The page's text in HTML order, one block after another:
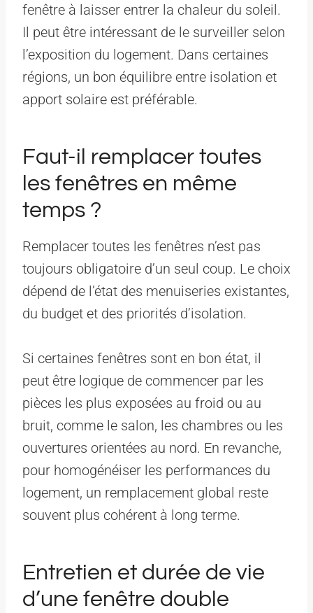
fenêtre à laisser entrer la chaleur du soleil.
Il peut être intéressant de le surveiller selon
l’exposition du logement. Dans certaines
régions, un bon équilibre entre isolation et
apport solaire est préférable.
Faut-il remplacer toutes
les fenêtres en même
temps ?
Remplacer toutes les fenêtres n’est pas
toujours obligatoire d’un seul coup. Le choix
dépend de l’état des menuiseries existantes,
du budget et des priorités d’isolation.
Si certaines fenêtres sont en bon état, il
peut être logique de commencer par les
pièces les plus exposées au froid ou au
bruit, comme le salon, les chambres ou les
ouvertures orientées au nord. En revanche,
pour homogénéiser les performances du
logement, un remplacement global reste
souvent plus cohérent à long terme.
Entretien et durée de vie
d’une fenêtre double